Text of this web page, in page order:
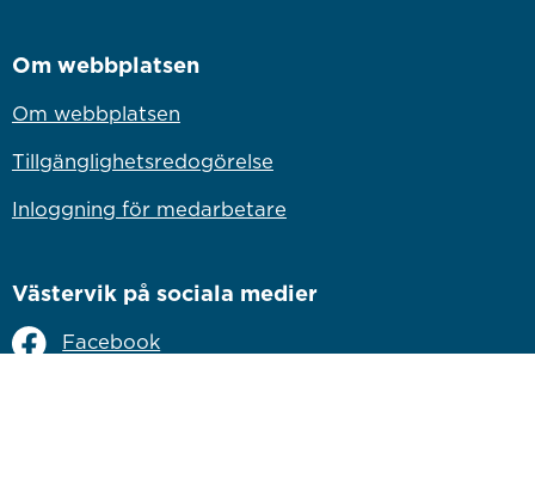
Om webbplatsen
Om webbplatsen
Tillgänglighetsredogörelse
Inloggning för medarbetare
Västervik på sociala medier
Facebook